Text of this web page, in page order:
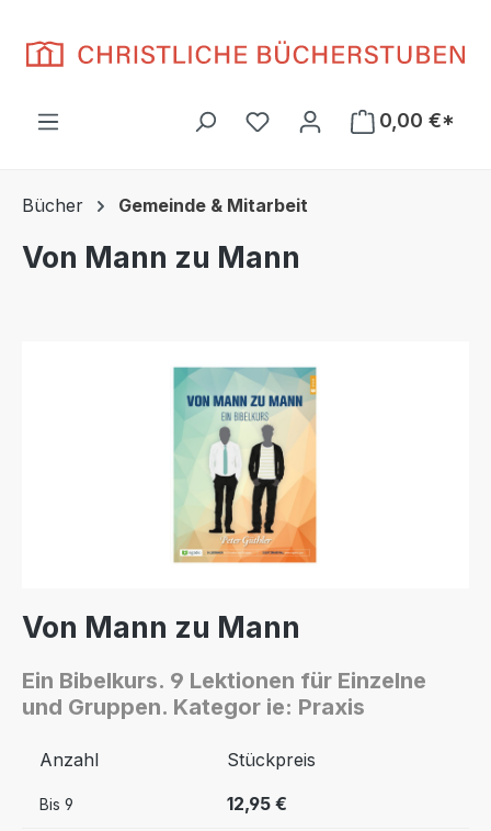
Du hast 0 Produkte auf
0,00 €*
Bücher Gemeinde & Mitarbeit
Von Mann zu Mann
Von Mann zu Mann
Ein Bibelkurs. 9 Lektionen für Einzelne
und Gruppen. Kategor ie: Praxis
Anzahl Stückpreis
Bis 9 12,95 €